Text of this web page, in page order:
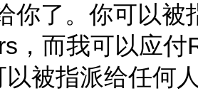
你了。你可以被
，而我可以应
被指派给任何